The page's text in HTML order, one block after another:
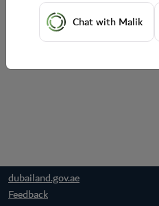
dubailand.gov.ae
Feedback
Chat with Malik